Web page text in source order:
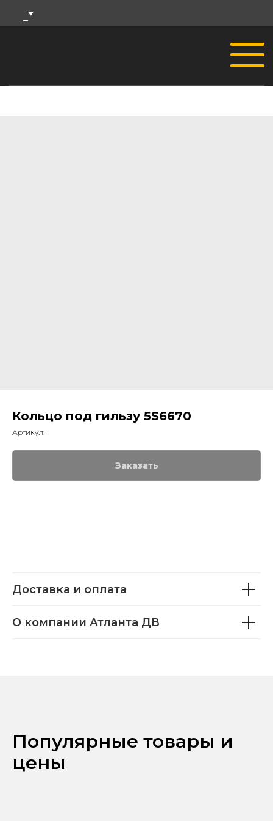
Кольцо под гильзу 5S6670
Артикул:
Заказать
Доставка и оплата
О компании Атланта ДВ
Популярные товары и
цены